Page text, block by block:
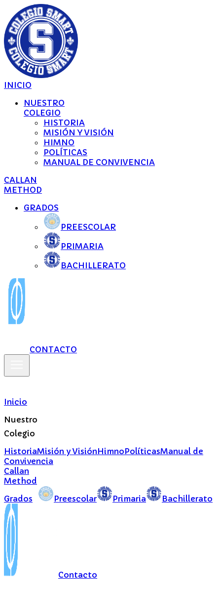
INICIO
NUESTRO
COLEGIO
HISTORIA
MISIÓN Y VISIÓN
HIMNO
POLÍTICAS
MANUAL DE CONVIVENCIA
CALLAN
METHOD
GRADOS
PREESCOLAR
PRIMARIA
BACHILLERATO
CONTACTO
Inicio
Nuestro
Colegio
HistoriaMisión y VisiónHimnoPolíticasManual de
Convivencia
Callan
Method
Grados
Preescolar Primaria Bachillerato
Contacto